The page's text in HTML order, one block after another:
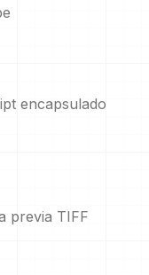
encapsulado
previa TIFF